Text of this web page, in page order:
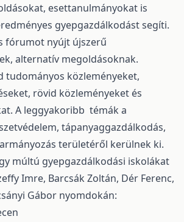
esettanulmányokat is
gyepgazdálkodást segíti.
fórumot nyújt újszerű
alternatív megoldásoknak.
tudományos közleményeket,
rövid közleményeket és
A leggyakoribb témák a
tápanyaggazdálkodás,
területéről kerülnek ki.
múltú gyepgazdálkodási iskolákat
Imre, Barcsák Zoltán, Dér Ferenc,
Gábor nyomdokán: